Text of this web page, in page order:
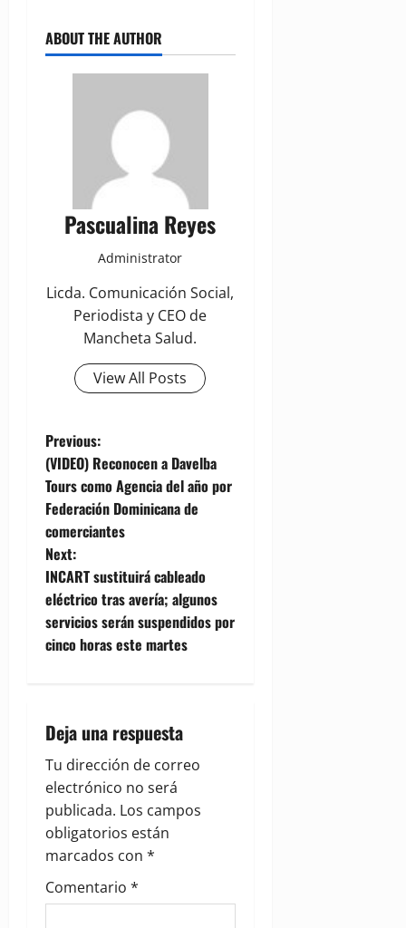
ABOUT THE AUTHOR
Pascualina Reyes
Administrator
Licda. Comunicación Social,
Periodista y CEO de
Mancheta Salud.
View All Posts
P
o
s
t
n
a
g
a
t
i
o
Previous:
(VIDEO) Reconocen a Davelba
Tours como Agencia del año por
Federación Dominicana de
comerciantes
Next:
INCART sustituirá cableado
eléctrico tras avería; algunos
servicios serán suspendidos por
cinco horas este martes
Deja una respuesta
Tu dirección de correo
electrónico no será
publicada. Los campos
obligatorios están
marcados con *
Comentario *